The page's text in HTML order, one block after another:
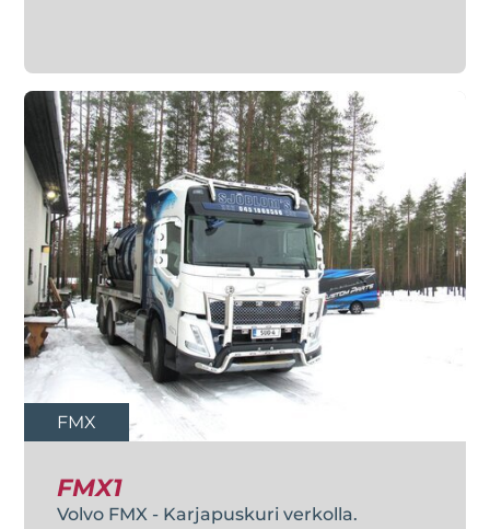
FMX
FMX1
Volvo FMX - Karjapuskuri verkolla.